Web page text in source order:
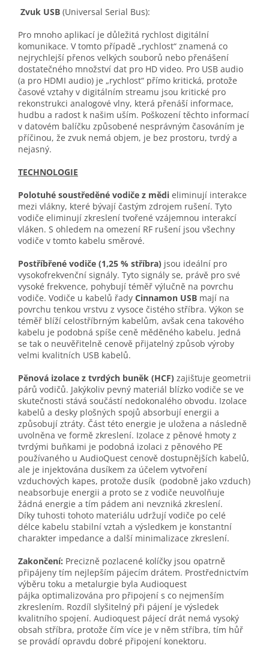
Zvuk USB (Universal Serial Bus):
Pro mnoho aplikací je důležitá rychlost digitální
komunikace. V tomto případě „rychlost“ znamená co
nejrychlejší přenos velkých souborů nebo přenášení
dostatečného množství dat pro HD video. Pro USB audio
(a pro HDMI audio) je „rychlost“ přímo kritická, protože
časové vztahy v digitálním streamu jsou kritické pro
rekonstrukci analogové vlny, která přenáší informace,
hudbu a radost k našim uším. Poškození těchto informací
v datovém balíčku způsobené nesprávným časováním je
příčinou, že zvuk nemá objem, je bez prostoru, tvrdý a
nejasný.
TECHNOLOGIE
Polotuhé soustředěné vodiče z mědi eliminují interakce
mezi vlákny, které bývají častým zdrojem rušení. Tyto
vodiče eliminují zkreslení tvořené vzájemnou interakcí
vláken. S ohledem na omezení RF rušení jsou všechny
vodiče v tomto kabelu směrové.
Postříbřené vodiče (1,25 % stříbra) jsou ideální pro
vysokofrekvenční signály. Tyto signály se, právě pro své
vysoké frekvence, pohybují téměř výlučně na povrchu
vodiče. Vodiče u kabelů řady Cinnamon USB mají na
povrchu tenkou vrstvu z vysoce čistého stříbra. Výkon se
téměř blíží celostříbrným kabelům, avšak cena takového
kabelu je podobná spíše ceně měděného kabelu. Jedná
se tak o neuvěřitelně cenově přijatelný způsob výroby
velmi kvalitních USB kabelů.
Pěnová izolace z tvrdých buněk (HCF) zajišťuje geometrii
párů vodičů. Jakýkoliv pevný materiál blízko vodiče se ve
skutečnosti stává součástí nedokonalého obvodu. Izolace
kabelů a desky plošných spojů absorbují energii a
způsobují ztráty. Část této energie je uložena a následně
uvolněna ve formě zkreslení. Izolace z pěnové hmoty z
tvrdými buňkami je podobná izolaci z pěnového PE
používaného u AudioQuest cenově dostupnějších kabelů,
ale je injektována dusíkem za účelem vytvoření
vzduchových kapes, protože dusík (podobně jako vzduch)
neabsorbuje energii a proto se z vodiče neuvolňuje
žádná energie a tím pádem ani nevzniká zkreslení.
Díky tuhosti tohoto materiálu udržují vodiče po celé
délce kabelu stabilní vztah a výsledkem je konstantní
charakter impedance a další minimalizace zkreslení.
Zakončení: Precizně pozlacené kolíčky jsou opatrně
připájeny tím nejlepším pájecím drátem. Prostřednictvím
výběru toku a metalurgie byla Audioquest
pájka optimalizována pro připojení s co nejmenším
zkreslením. Rozdíl slyšitelný při pájení je výsledek
kvalitního spojení. Audioquest pájecí drát nemá vysoký
obsah stříbra, protože čím více je v něm stříbra, tím hůř
se provádí opravdu dobré připojení konektoru.